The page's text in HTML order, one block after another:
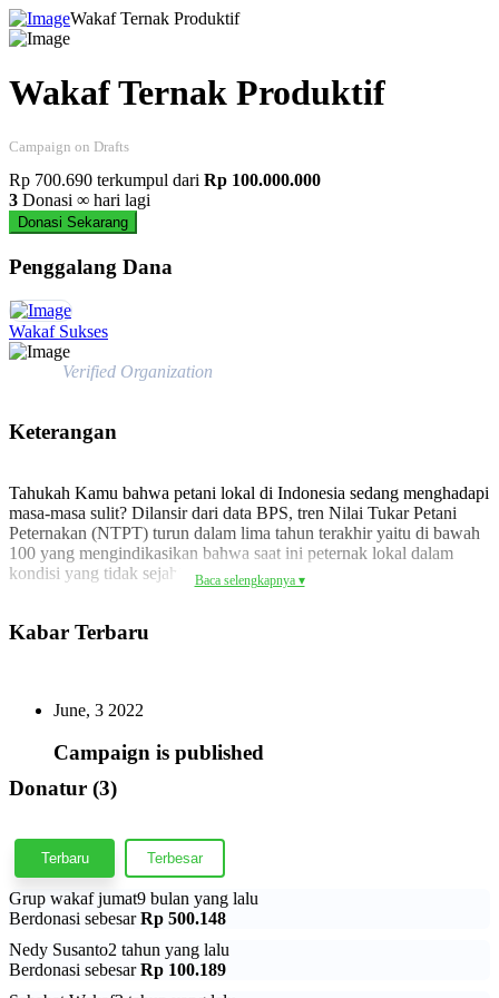
Wakaf Ternak Produktif
Wakaf Ternak Produktif
Campaign on Drafts
Rp 700.690 terkumpul dari Rp 100.000.000
3 Donasi ∞ hari lagi
Donasi Sekarang
Penggalang Dana
Wakaf Sukses
Verified Organization
Keterangan
Tahukah Kamu bahwa petani lokal di Indonesia sedang menghadapi
masa-masa sulit? Dilansir dari data BPS, tren Nilai Tukar Petani
Peternakan (NTPT) turun dalam lima tahun terakhir yaitu di bawah
100 yang mengindikasikan bahwa saat ini peternak lokal dalam
kondisi yang tidak sejahtera.
menjadi bagian dari solusi untuk permasalahan yang sangat
harus berdonasi untuk program Wakaf Ternak Produktif ini:
Membantu Peternak Lokal Tumbuh dan Memiliki
berkualitas. Dengan ini, mereka dapat meningkatkan produksi
dan penghasilan mereka, memberikan makanan yang lebih
yang lebih layak.
Menggerakkan Ekonomi Peternakan
dalam peternakan lokal, Kamu juga turut mendukung
pertumbuhan ekonomi sektor peternakan di Indonesia. Hal ini
Baca selengkapnya ▾
Kabar Terbaru
June, 3 2022
Campaign is published
Donatur (3)
Terbaru Terbesar
Grup wakaf jumat9 bulan yang lalu
Berdonasi sebesarRp 500.148
Nedy Susanto2 tahun yang lalu
Berdonasi sebesarRp 100.189